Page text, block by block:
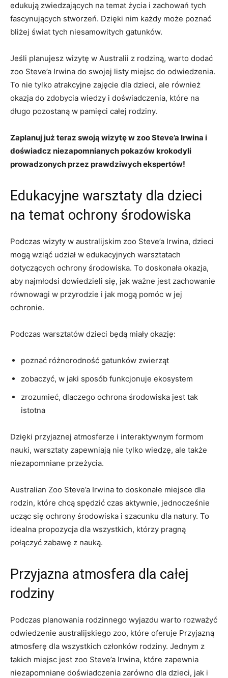
edukują zwiedzających na temat ​życia i zachowań ‌tych
fascynujących stworzeń. Dzięki nim każdy może poznać
‍bliżej‌ świat tych ‌niesamowitych gatunków.
Jeśli planujesz wizytę ‌w Australii z rodziną, warto dodać
zoo Steve’a Irwina do swojej listy miejsc do odwiedzenia.
To nie⁢ tylko⁢ atrakcyjne zajęcie​ dla dzieci, ale również
okazja do zdobycia wiedzy i doświadczenia, które na ​
długo pozostaną w pamięci ⁢całej rodziny.
Zaplanuj już ⁤teraz swoją wizytę w zoo Steve’a Irwina i
doświadcz niezapomnianych pokazów krokodyli
prowadzonych przez prawdziwych ekspertów!
Edukacyjne warsztaty dla dzieci
na temat ochrony środowiska
Podczas ‍wizyty w australijskim zoo Steve’a Irwina, dzieci
mogą wziąć udział w edukacyjnych warsztatach
dotyczących ochrony środowiska. To doskonała okazja,
aby najmłodsi dowiedzieli się, ‌jak ważne jest zachowanie
równowagi w ‌przyrodzie i⁢ jak mogą pomóc w jej
ochronie.
Podczas warsztatów dzieci‍ będą miały okazję:
poznać różnorodność gatunków zwierząt
zobaczyć, w jaki ⁢sposób funkcjonuje ekosystem
zrozumieć, dlaczego ochrona środowiska ‍jest tak
istotna
Dzięki przyjaznej atmosferze ‍i interaktywnym formom
⁤nauki, warsztaty zapewniają nie tylko wiedzę, ale także
niezapomniane przeżycia.
Australian⁣ Zoo Steve’a Irwina to doskonałe miejsce dla
rodzin,⁣ które chcą spędzić czas aktywnie, jednocześnie
ucząc się ochrony ⁤środowiska i szacunku dla natury. To
idealna propozycja dla wszystkich, którzy pragną
połączyć zabawę z nauką.
Przyjazna atmosfera dla całej
rodziny
Podczas ⁤planowania rodzinnego wyjazdu‌ warto rozważyć
odwiedzenie australijskiego zoo, które oferuje Przyjazną
‌atmosferę dla wszystkich członków ⁤rodziny. Jednym‍ z
takich miejsc jest zoo Steve’a Irwina, które ⁢zapewnia
niezapomniane doświadczenia ⁣zarówno dla dzieci, jak ⁣i​